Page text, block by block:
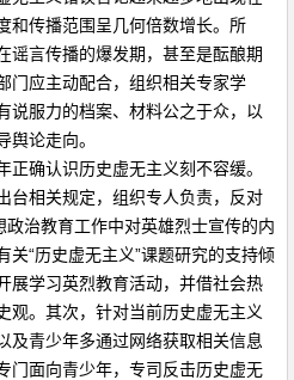
和传播范围呈几何倍数增长。所
谣言传播的爆发期，甚至是酝酿期
门应主动配合，组织相关专家学
说服力的档案、材料公之于众，以
舆论走向。
确认识历史虚无主义刻不容缓。
台相关规定，组织专人负责，反对
政治教育工作中对英雄烈士宣传的内
关“历史虚无主义”课题研究的支持倾
展学习英烈教育活动，并借社会热
观。其次，针对当前历史虚无主义
及青少年多通过网络获取相关信息
门面向青少年，专司反击历史虚无